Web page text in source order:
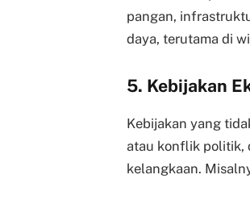
pangan,
daya, terutama di
5. Kebijakan
Kebijakan yang
atau konflik politik,
kelangkaan.